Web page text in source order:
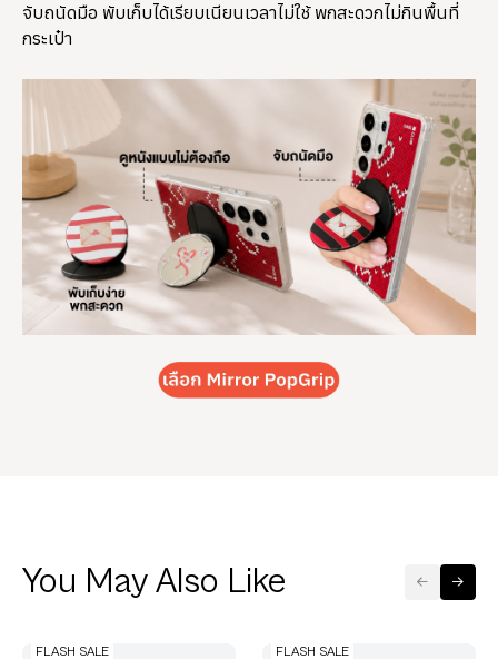
จับถนัดมือ พับเก็บได้เรียบเนียนเวลาไม่ใช้ พกสะดวกไม่กินพื้นที่
กระเป๋า
You May Also Like
FLASH SALE FLASH SALE